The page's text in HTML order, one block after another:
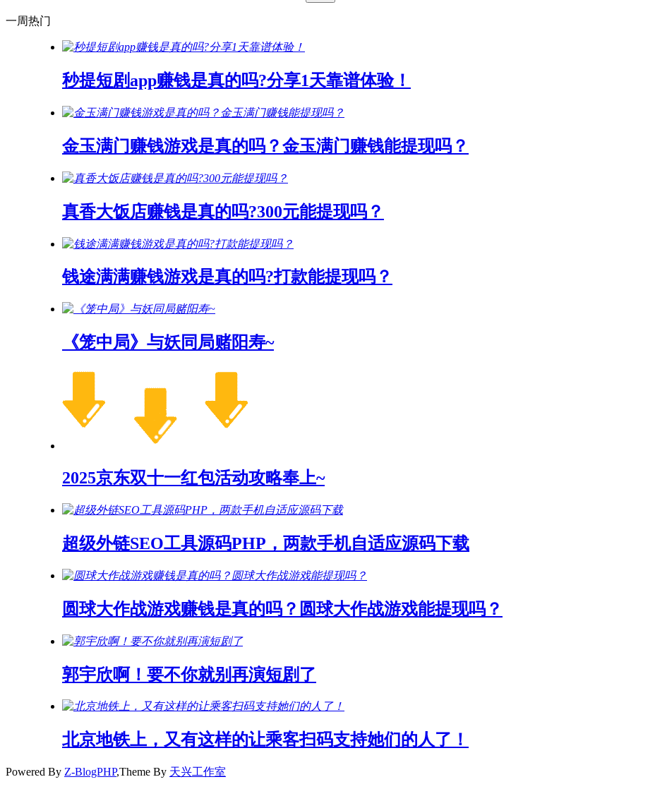
一周热门
秒提短剧app赚钱是真的吗?分享1天靠谱体验！
金玉满门赚钱游戏是真的吗？金玉满门赚钱能提现吗？
真香大饭店赚钱是真的吗?300元能提现吗？
钱途满满赚钱游戏是真的吗?打款能提现吗？
《笼中局》与妖同局赌阳寿~
2025京东双十一红包活动攻略奉上~
超级外链SEO工具源码PHP，两款手机自适应源码下载
圆球大作战游戏赚钱是真的吗？圆球大作战游戏能提现吗？
郭宇欣啊！要不你就别再演短剧了
北京地铁上，又有这样的让乘客扫码支持她们的人了！
Powered By Z-BlogPHP,Theme By 天兴工作室